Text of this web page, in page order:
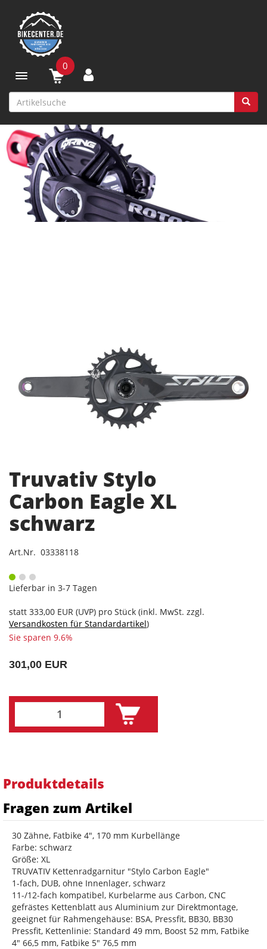
Toggle navigation
0
Truvativ Stylo
Carbon Eagle XL
schwarz
Art.Nr. 03338118
Lieferbar in 3-7 Tagen
statt 333,00 EUR (UVP) pro Stück (inkl. MwSt. zzgl.
Versandkosten für Standardartikel)
Sie sparen 9.6%
301,00 EUR
Produktdetails
Fragen zum Artikel
30 Zähne, Fatbike 4", 170 mm Kurbellänge
Farbe: schwarz
Größe: XL
TRUVATIV Kettenradgarnitur "Stylo Carbon Eagle"
1-fach, DUB, ohne Innenlager, schwarz
11-/12-fach kompatibel, Kurbelarme aus Carbon, CNC
gefrästes Kettenblatt aus Aluminium zur Direktmontage,
geeignet für Rahmengehäuse: BSA, Pressfit, BB30, BB30
Pressfit, Kettenlinie: Standard 49 mm, Boost 52 mm, Fatbike
4" 66,5 mm, Fatbike 5" 76,5 mm